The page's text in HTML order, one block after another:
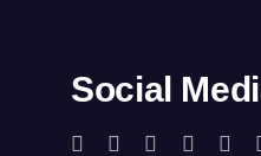
Social